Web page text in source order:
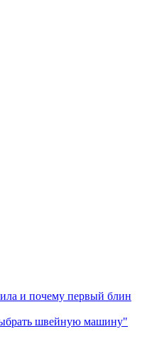
и почему первый блин
швейную машину"